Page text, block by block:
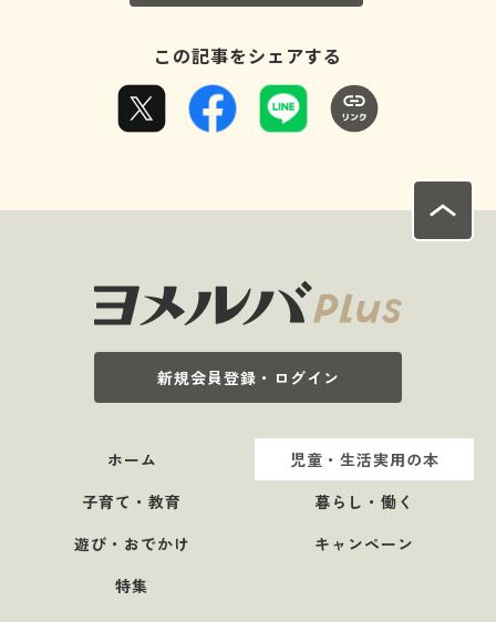
この記事をシェアする
新規会員登録・ログイン
ホーム
児童・生活実用の本
子育て・教育
暮らし・働く
遊び・おでかけ
キャンペーン
特集